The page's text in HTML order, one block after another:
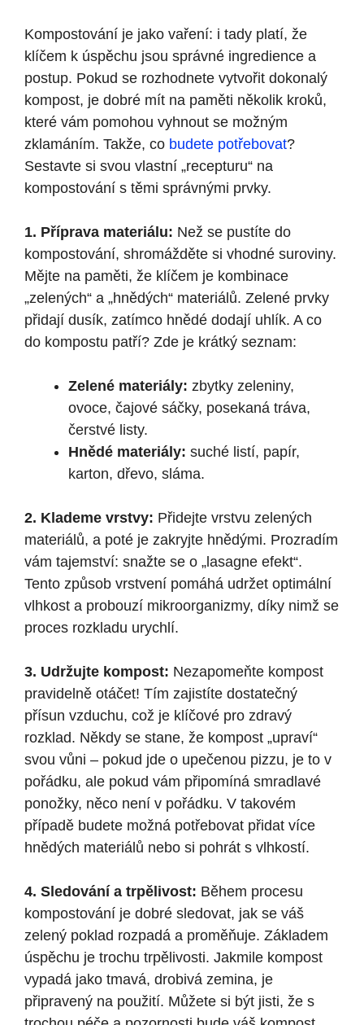
Kompostování je jako vaření: i tady platí, že
klíčem k úspěchu jsou správné ingredience a
postup. Pokud se rozhodnete vytvořit dokonalý
kompost, je dobré mít na paměti několik kroků,
které vám pomohou vyhnout se možným
zklamáním. Takže, co budete potřebovat?
Sestavte si svou vlastní „recepturu“ na
kompostování s těmi správnými prvky.
1. Příprava materiálu: Než se pustíte do
kompostování, shromážděte si vhodné suroviny.
Mějte na paměti, že klíčem je kombinace
„zelených“ a „hnědých“ materiálů. Zelené prvky
přidají dusík, zatímco hnědé dodají uhlík. A co
do kompostu patří? Zde je krátký seznam:
Zelené materiály: zbytky zeleniny,
ovoce, čajové sáčky, posekaná tráva,
čerstvé listy.
Hnědé materiály: suché listí, papír,
karton, dřevo, sláma.
2. Klademe vrstvy: Přidejte vrstvu zelených
materiálů, a poté je zakryjte hnědými. Prozradím
vám tajemství: snažte se o „lasagne efekt“.
Tento způsob vrstvení pomáhá udržet optimální
vlhkost a probouzí mikroorganizmy, díky nimž se
proces rozkladu urychlí.
3. Udržujte kompost: Nezapomeňte kompost
pravidelně otáčet! Tím zajistíte dostatečný
přísun vzduchu, což je klíčové pro zdravý
rozklad. Někdy se stane, že kompost „upraví“
svou vůni – pokud jde o upečenou pizzu, je to v
pořádku, ale pokud vám připomíná smradlavé
ponožky, něco není v pořádku. V takovém
případě budete možná potřebovat přidat více
hnědých materiálů nebo si pohrát s vlhkostí.
4. Sledování a trpělivost: Během procesu
kompostování je dobré sledovat, jak se váš
zelený poklad rozpadá a proměňuje. Základem
úspěchu je trochu trpělivosti. Jakmile kompost
vypadá jako tmavá, drobivá zemina, je
připravený na použití. Můžete si být jisti, že s